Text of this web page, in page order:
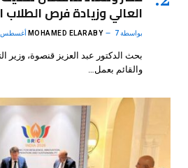
العالي وزيادة فرص الطلاب
بواسطة MOHAMED ELARABY 7 أغسطس، 2026
بحث الدكتور عبد العزيز قنصوة، وزير
والقائم بعمل…